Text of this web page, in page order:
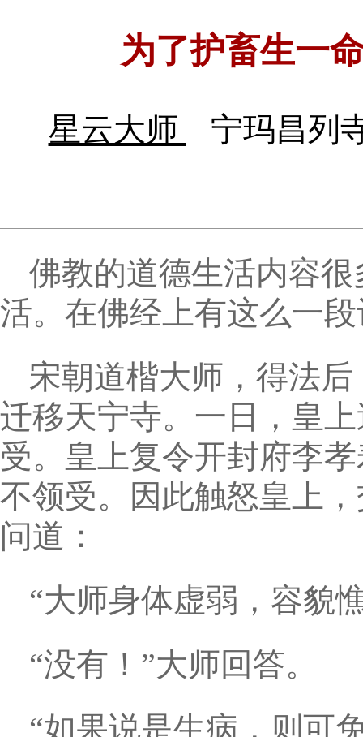
为了护畜生一
星云大师 宁玛昌列
佛教的道德生活内容
活。在佛经上有这么一
宋朝道楷大师，得法
迁移天宁寺。一日，皇
受。皇上复令开封府李
不领受。因此触怒皇上
问道：
“大师身体虚弱，容貌
“没有！”大师回答。
“如果说是生病，则可